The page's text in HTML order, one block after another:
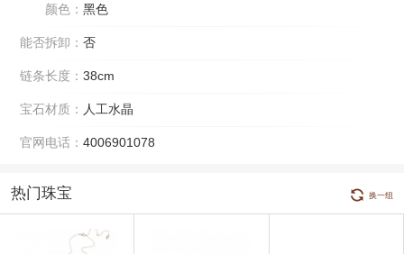
颜色： 黑色
能否拆卸： 否
链条长度： 38cm
宝石材质： 人工水晶
官网电话： 4006901078
热门珠宝 换一组